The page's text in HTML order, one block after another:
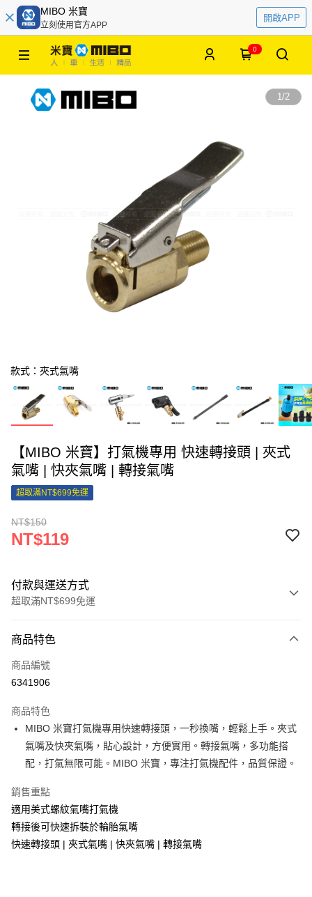
MIBO 米寶
立刻使用官方APP
開啟APP
0
1/2
款式：夾式氣嘴
【MIBO 米寶】打氣機專用 快速轉接頭 | 夾式
氣嘴 | 快夾氣嘴 | 轉接氣嘴
超取滿NT$699免運
NT$150
NT$119
付款與運送方式
超取滿NT$699免運
信用卡一次付款
信用卡分期付款
合作金庫商業銀行
華南商業銀行
彰化商業銀行
上海商業儲蓄銀行
台北富邦商業銀行
國泰世華商業銀行
兆豐國際商業銀行
匯豐（台灣）商業銀行
聯邦商業銀行
元大商業銀行
台新國際商業銀行
中國信託商業銀行
超商取貨付款
LINE Pay
街口支付
悠遊付
Google Pay
商品特色
商品編號
6341906
商品特色
MIBO 米寶打氣機專用快速轉接頭，一秒換嘴，輕鬆上手。夾式
氣嘴及快夾氣嘴，貼心設計，方便實用。轉接氣嘴，多功能搭
配，打氣無限可能。MIBO 米寶，專注打氣機配件，品質保證。
銷售重點
適用美式螺紋氣嘴打氣機
轉接後可快速拆裝於輪胎氣嘴
快速轉接頭 | 夾式氣嘴 | 快夾氣嘴 | 轉接氣嘴